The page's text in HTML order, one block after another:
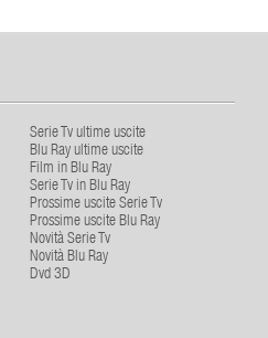
Serie Tv ultime uscite
Blu Ray ultime uscite
Film in Blu Ray
Serie Tv in Blu Ray
Prossime uscite Serie Tv
Prossime uscite Blu Ray
Novità Serie Tv
Novità Blu Ray
Dvd 3D